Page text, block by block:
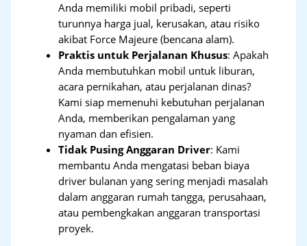
Anda memiliki mobil pribadi, seperti
turunnya harga jual, kerusakan, atau risiko
akibat Force Majeure (bencana alam).
Praktis untuk Perjalanan Khusus: Apakah
Anda membutuhkan mobil untuk liburan,
acara pernikahan, atau perjalanan dinas?
Kami siap memenuhi kebutuhan perjalanan
Anda, memberikan pengalaman yang
nyaman dan efisien.
Tidak Pusing Anggaran Driver: Kami
membantu Anda mengatasi beban biaya
driver bulanan yang sering menjadi masalah
dalam anggaran rumah tangga, perusahaan,
atau pembengkakan anggaran transportasi
proyek.